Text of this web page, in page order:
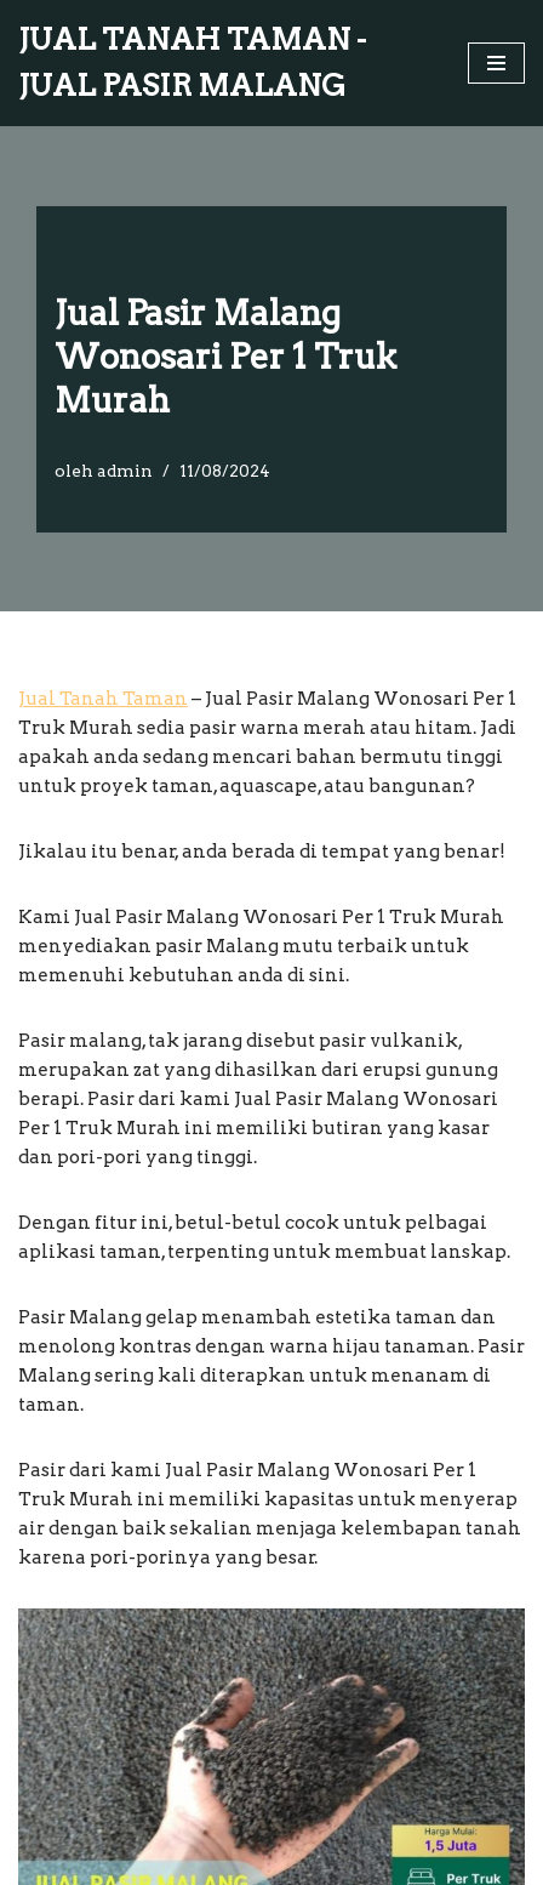
ke
konten
JUAL TANAH TAMAN -
JUAL PASIR MALANG
Jual Pasir Malang
Wonosari Per 1 Truk
Murah
oleh admin 11/08/2024
Jual Tanah Taman – Jual Pasir Malang Wonosari Per 1
Truk Murah sedia pasir warna merah atau hitam. Jadi
apakah anda sedang mencari bahan bermutu tinggi
untuk proyek taman, aquascape, atau bangunan?
Jikalau itu benar, anda berada di tempat yang benar!
Kami Jual Pasir Malang Wonosari Per 1 Truk Murah
menyediakan pasir Malang mutu terbaik untuk
memenuhi kebutuhan anda di sini.
Pasir malang, tak jarang disebut pasir vulkanik,
merupakan zat yang dihasilkan dari erupsi gunung
berapi. Pasir dari kami Jual Pasir Malang Wonosari
Per 1 Truk Murah ini memiliki butiran yang kasar
dan pori-pori yang tinggi.
Dengan fitur ini, betul-betul cocok untuk pelbagai
aplikasi taman, terpenting untuk membuat lanskap.
Pasir Malang gelap menambah estetika taman dan
menolong kontras dengan warna hijau tanaman. Pasir
Malang sering kali diterapkan untuk menanam di
taman.
Pasir dari kami Jual Pasir Malang Wonosari Per 1
Truk Murah ini memiliki kapasitas untuk menyerap
air dengan baik sekalian menjaga kelembapan tanah
karena pori-porinya yang besar.